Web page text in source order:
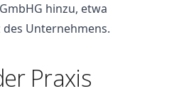
hinzu, etwa
Unternehmens.
Praxis